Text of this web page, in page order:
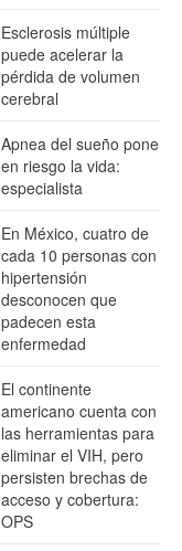
Esclerosis múltiple
puede acelerar la
pérdida de volumen
cerebral
Apnea del sueño pone
en riesgo la vida:
especialista
En México, cuatro de
cada 10 personas con
hipertensión
desconocen que
padecen esta
enfermedad
El continente
americano cuenta con
las herramientas para
eliminar el VIH, pero
persisten brechas de
acceso y cobertura:
OPS